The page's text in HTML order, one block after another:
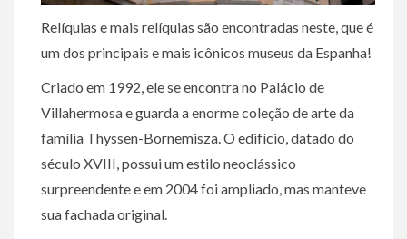
Relíquias e mais relíquias são encontradas neste, que é
um dos principais e mais icônicos museus da Espanha!
Criado em 1992, ele se encontra no Palácio de
Villahermosa e guarda a enorme coleção de arte da
família Thyssen-Bornemisza. O edifício, datado do
século XVIII, possui um estilo neoclássico
surpreendente e em 2004 foi ampliado, mas manteve
sua fachada original.